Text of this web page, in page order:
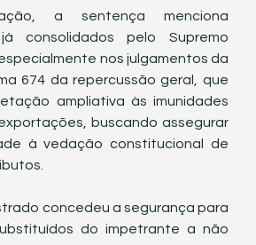
a sentença menciona
consolidados pelo Supremo
nos julgamentos da
674 da repercussão geral, que
ampliativa às imunidades
buscando assegurar
à vedação constitucional de
concedeu a segurança para
do impetrante a não